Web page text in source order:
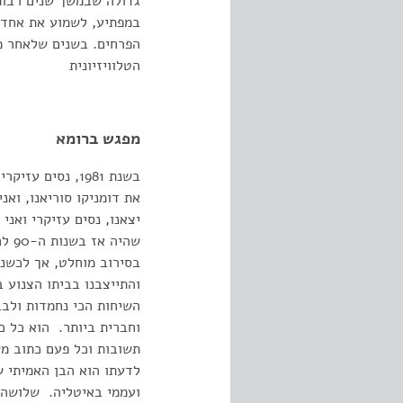
במפתיע, לשמוע את אחד
הפרחים. בשנים שלאחר
הטלוויזיונית
מפגש ברומא
בשנת 1981,
את דומניקו סוריאנו,
יצאנו, נסים עזיקרי
בסירוב מוחלט, אך
והתייצבנו בביתו
השיחות הכי נחמדות
וחברית ביותר. הוא כל
תשובות וכל פעם כתוב
לדעתו הוא הבן
ועממי באיטליה.